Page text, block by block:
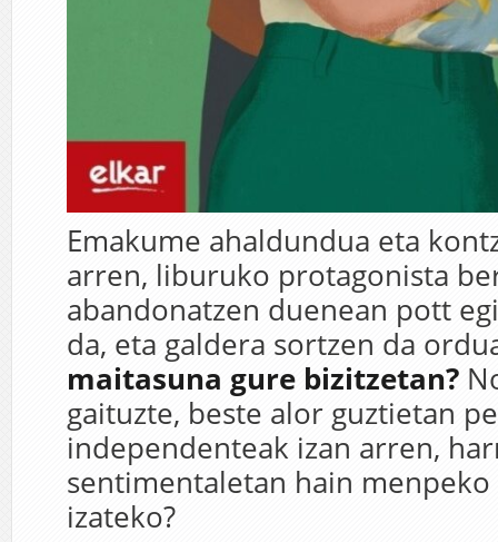
Emakume ahaldundua eta
arren, liburuko protagonista
abandonatzen duenean pott
da, eta galdera sortzen da
maitasuna gure bizitzetan?
gaituzte, beste alor guztietan
independenteak izan arren,
sentimentaletan hain
izateko?